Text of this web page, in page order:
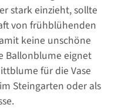
stark einzieht, sollte
von frühblühenden
keine unschöne
Ballonblume eignet
für die Vase
Steingarten oder als